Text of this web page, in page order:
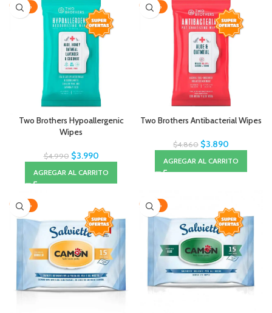
-20%
Two Brothers Hypoallergenic
Wipes
$4.990 $3.990
AGREGAR AL CARRITO
-20%
Two Brothers Antibacterial Wipes
$4.860 $3.890
AGREGAR AL CARRITO
-30% -30%